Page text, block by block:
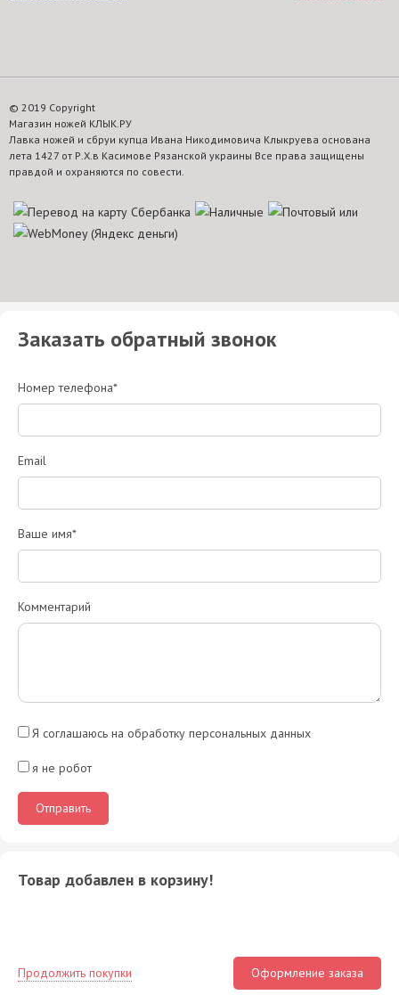
© 2019 Copyright
Магазин ножей КЛЫК.РУ
Лавка ножей и сбруи купца Ивана Никодимовича Клыкруева основана
лета 1427 от Р.Х.в Касимове Рязанской украины Все права защищены
правдой и охраняются по совести.
Заказать обратный звонок
Номер телефона*
Email
Ваше имя*
Комментарий
Я соглашаюсь на обработку персональных данных
я не робот
Товар добавлен в корзину!
Продолжить покупки Оформление заказа